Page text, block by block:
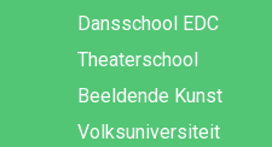
Dansschool EDC
Theaterschool
Beeldende Kunst
Volksuniversiteit